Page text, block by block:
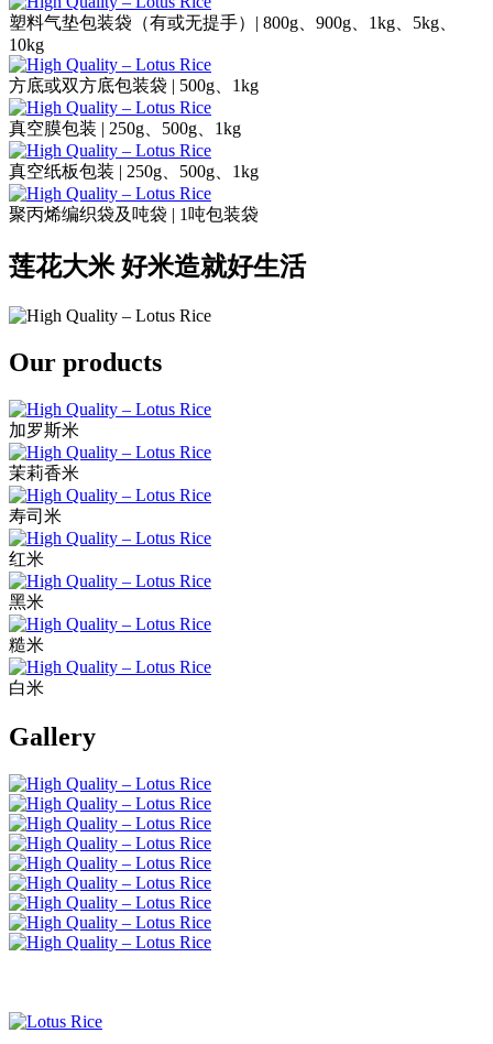
塑料气垫包装袋（有或无提手）| 800g、900g、1kg、5kg、
10kg
方底或双方底包装袋 | 500g、1kg
真空膜包装 | 250g、500g、1kg
真空纸板包装 | 250g、500g、1kg
聚丙烯编织袋及吨袋 | 1吨包装袋
莲花大米 好米造就好生活
Our products
加罗斯米
茉莉香米
寿司米
红米
黑米
糙米
白米
Gallery